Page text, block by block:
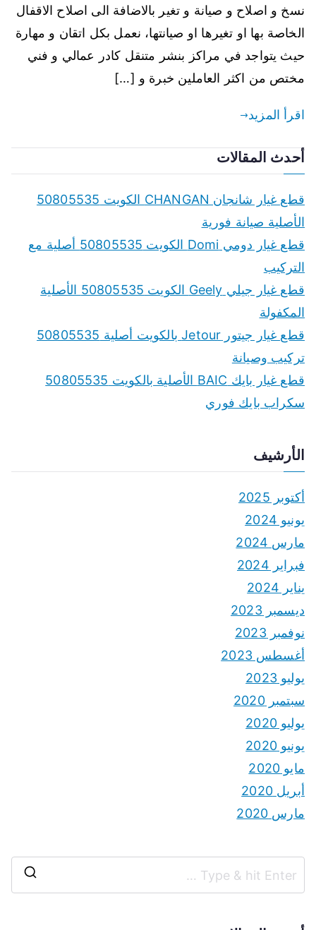
نسخ و اصلاح و صيانة و تغير بالاضافة الى اصلاح الاقفال
الخاصة بها او تغيرها او صيانتها، نعمل بكل اتقان و مهارة
حيث يتواجد في مراكز بنشر متنقل كادر عمالي و فني
مختص من اكثر العاملين خبرة و […]
اقرأ المزيد
أحدث المقالات
قطع غيار شانجان CHANGAN الكويت 50805535
الأصلية صيانة فورية
قطع غيار دومي Domi الكويت 50805535 أصلية مع
التركيب
قطع غيار جيلي Geely الكويت 50805535 الأصلية
المكفولة
قطع غيار جيتور Jetour بالكويت أصلية 50805535
تركيب وصيانة
قطع غيار بايك BAIC الأصلية بالكويت 50805535
سكراب بايك فوري
الأرشيف
أكتوبر 2025
يونيو 2024
مارس 2024
فبراير 2024
يناير 2024
ديسمبر 2023
نوفمبر 2023
أغسطس 2023
يوليو 2023
سبتمبر 2020
يوليو 2020
يونيو 2020
مايو 2020
أبريل 2020
مارس 2020